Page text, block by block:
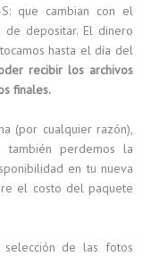
S: que cambian con el
depositar. El dinero
hasta el día del
recibir los archivos
finales.
(por cualquier razón),
también perdemos la
en tu nueva
el costo del paquete
de las fotos